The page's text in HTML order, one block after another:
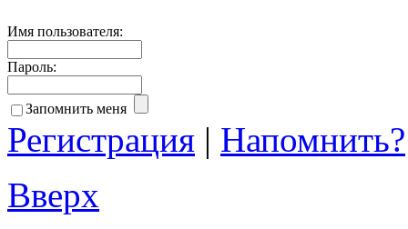
Имя пользователя:
Пароль:
Запомнить меня
Регистрация | Напомнить?
Вверх